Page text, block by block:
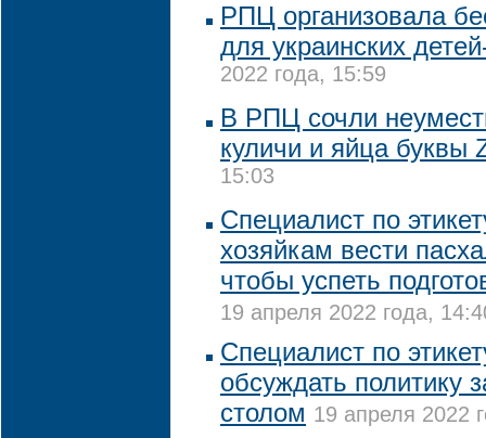
РПЦ организовала
для украинских
2022 года, 15:59
В РПЦ сочли
куличи и яйца буквы
15:03
Специалист по
хозяйкам вести
чтобы успеть
19 апреля 2022 года,
Специалист по
обсуждать политику
столом 19 апреля 2022